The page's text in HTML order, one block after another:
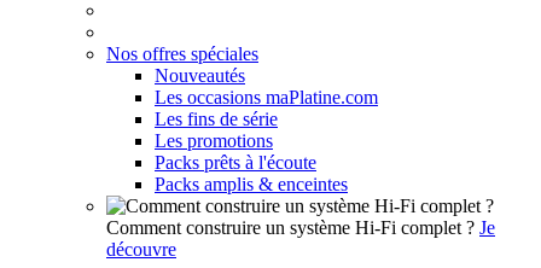
Nos offres spéciales
Nouveautés
Les occasions maPlatine.com
Les fins de série
Les promotions
Packs prêts à l'écoute
Packs amplis & enceintes
Comment construire un système Hi-Fi complet ? Je
découvre